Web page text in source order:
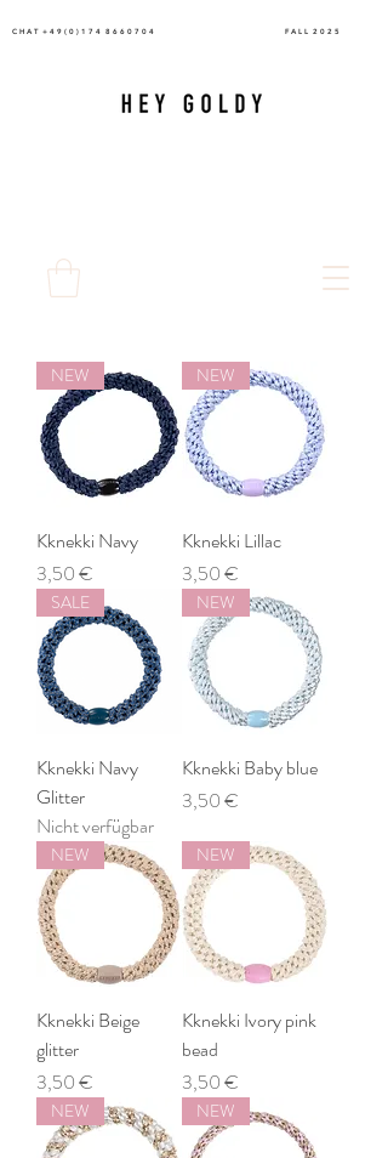
C H A T + 4 9 ( 0 ) 1 7 4 8 6 6 0 7 0 4 F A L L 2 0 2 5
NEW
Kknekki Navy
Preis
3,50 €
NEW
Kknekki Lillac
Preis
3,50 €
SALE
Kknekki Navy
Glitter
Nicht verfügbar
NEW
Kknekki Baby blue
Preis
3,50 €
NEW
Kknekki Beige
glitter
Preis
3,50 €
NEW
Kknekki Ivory pink
bead
Preis
3,50 €
NEW NEW